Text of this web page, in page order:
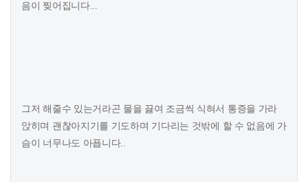
음이 찢어집니다...
그저 해줄수 있는거라곤 물을 끓여 조금씩 식혀서 통증을 가라
앉히며 괜찮아지기를 기도하며 기다리는 것밖에 할 수 없음에 가
슴이 너무나도 아픕니다..